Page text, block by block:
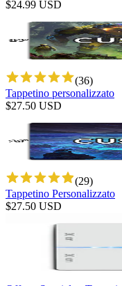
$24.99 USD
(36)
Tappetino personalizzato
$27.50 USD
(29)
Tappetino Personalizzato
$27.50 USD